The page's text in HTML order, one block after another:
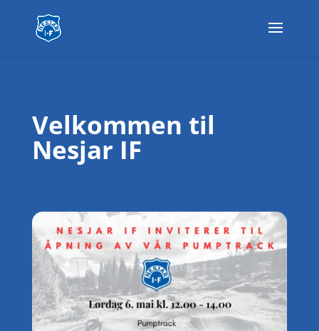
Velkommen til
Nesjar IF